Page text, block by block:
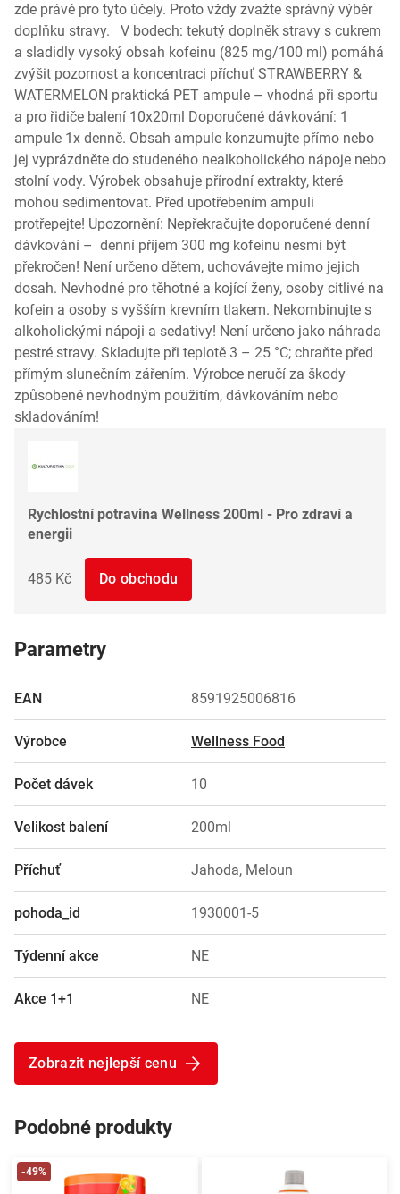
zde právě pro tyto účely. Proto vždy zvažte správný výběr
doplňku stravy. V bodech: tekutý doplněk stravy s cukrem
a sladidly vysoký obsah kofeinu (825 mg/100 ml) pomáhá
zvýšit pozornost a koncentraci příchuť STRAWBERRY &
WATERMELON praktická PET ampule – vhodná při sportu
a pro řidiče balení 10x20ml Doporučené dávkování: 1
ampule 1x denně. Obsah ampule konzumujte přímo nebo
jej vyprázdněte do studeného nealkoholického nápoje nebo
stolní vody. Výrobek obsahuje přírodní extrakty, které
mohou sedimentovat. Před upotřebením ampuli
protřepejte! Upozornění: Nepřekračujte doporučené denní
dávkování – denní příjem 300 mg kofeinu nesmí být
překročen! Není určeno dětem, uchovávejte mimo jejich
dosah. Nevhodné pro těhotné a kojící ženy, osoby citlivé na
kofein a osoby s vyšším krevním tlakem. Nekombinujte s
alkoholickými nápoji a sedativy! Není určeno jako náhrada
pestré stravy. Skladujte při teplotě 3 – 25 °C; chraňte před
přímým slunečním zářením. Výrobce neručí za škody
způsobené nevhodným použitím, dávkováním nebo
skladováním!
Rychlostní potravina Wellness 200ml - Pro zdraví a
energii
485 Kč Do obchodu
Parametry
EAN 8591925006816
Výrobce Wellness Food
Počet dávek 10
Velikost balení 200ml
Příchuť Jahoda, Meloun
pohoda_id 1930001-5
Týdenní akce NE
Akce 1+1 NE
Zobrazit nejlepší cenu
Podobné produkty
-49%